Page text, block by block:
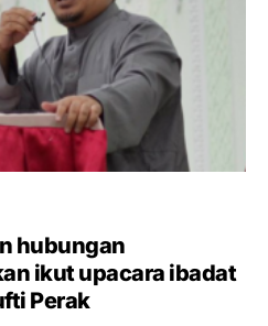
hubungan
ikut upacara ibadat
Perak